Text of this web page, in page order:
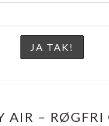
AIR – RØGFRI